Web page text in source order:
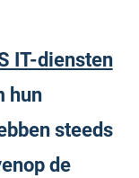
IT-diensten
hun
steeds
de